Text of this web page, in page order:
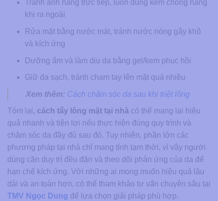
Tránh ánh nắng trực tiếp, luôn dùng kem chống nắng
khi ra ngoài
Rửa mặt bằng nước mát, tránh nước nóng gây khô
và kích ứng
Dưỡng ẩm và làm dịu da bằng gel/kem phục hồi
Giữ da sạch, tránh chạm tay lên mặt quá nhiều
Xem thêm: Cách chăm sóc da sau khi triệt lông
Tóm lại, cách tẩy lông mặt tại nhà có thể mang lại hiệu
quả nhanh và tiện lợi nếu thực hiện đúng quy trình và
chăm sóc da đầy đủ sau đó. Tuy nhiên, phần lớn các
phương pháp tại nhà chỉ mang tính tạm thời, vì vậy người
dùng cần duy trì đều đặn và theo dõi phản ứng của da để
hạn chế kích ứng. Với những ai mong muốn hiệu quả lâu
dài và an toàn hơn, có thể tham khảo tư vấn chuyên sâu tại
TMV Ngọc Dung để lựa chọn giải pháp phù hợp.